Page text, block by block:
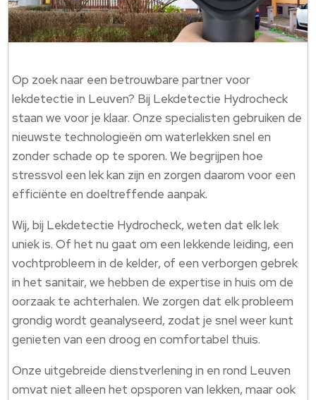
Op zoek naar een betrouwbare partner voor
lekdetectie in Leuven? Bij Lekdetectie Hydrocheck
staan we voor je klaar. Onze specialisten gebruiken de
nieuwste technologieën om waterlekken snel en
zonder schade op te sporen. We begrijpen hoe
stressvol een lek kan zijn en zorgen daarom voor een
efficiënte en doeltreffende aanpak.
Wij, bij Lekdetectie Hydrocheck, weten dat elk lek
uniek is. Of het nu gaat om een lekkende leiding, een
vochtprobleem in de kelder, of een verborgen gebrek
in het sanitair, we hebben de expertise in huis om de
oorzaak te achterhalen. We zorgen dat elk probleem
grondig wordt geanalyseerd, zodat je snel weer kunt
genieten van een droog en comfortabel thuis.
Onze uitgebreide dienstverlening in en rond Leuven
omvat niet alleen het opsporen van lekken, maar ook